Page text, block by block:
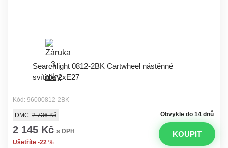
Searchlight 0812-2BK Cartwheel nástěnné
svítidlo 2xE27
Kód: 96000812-2BK
Obvykle do 14 dnů
DMC: 2 736 Kč
2 145 Kč s DPH
Ušetříte -22 %
KOUPIT